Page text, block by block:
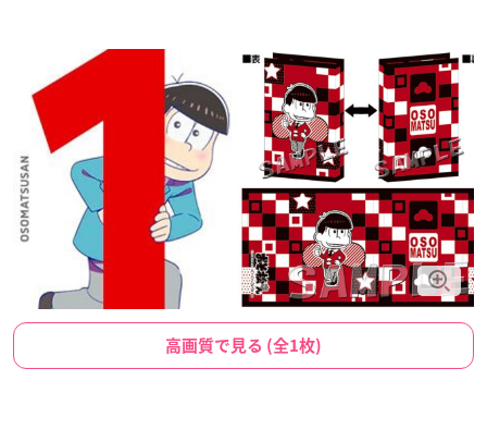
高画質で見る (全1枚)